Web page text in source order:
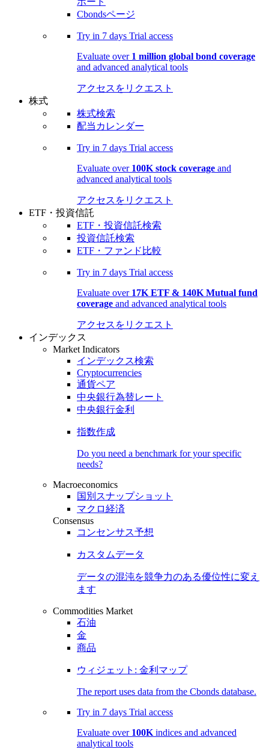
Cbondsページ
Try in 7 days Trial access
Evaluate over 1 million global bond coverage
and advanced analytical tools
アクセスをリクエスト
株式
株式検索
配当カレンダー
Try in 7 days Trial access
Evaluate over 100K stock coverage and
advanced analytical tools
アクセスをリクエスト
ETF・投資信託
ETF・投資信託検索
投資信託検索
ETF・ファンド比較
Try in 7 days Trial access
Evaluate over 17K ETF & 140K Mutual fund
coverage and advanced analytical tools
アクセスをリクエスト
インデックス
Market Indicators
インデックス検索
Cryptocurrencies
通貨ペア
中央銀行為替レート
中央銀行金利
指数作成
Do you need a benchmark for your specific
needs?
Macroeconomics
国別スナップショット
マクロ経済
Consensus
コンセンサス予想
カスタムデータ
データの混沌を競争力のある優位性に変え
ます
Commodities Market
石油
金
商品
ウィジェット: 金利マップ
The report uses data from the Cbonds database.
Try in 7 days Trial access
Evaluate over 100K indices and advanced
analytical tools